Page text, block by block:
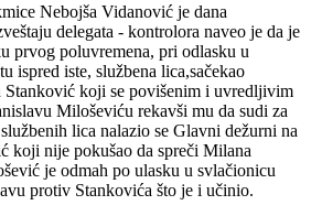
Nebojša Vidanović je dana
delegata - kontrolora naveo je da je
prvog poluvremena, pri odlasku u
ispred iste, službena lica,sačekao
koji se povišenim i uvredljivim
Miloševiću rekavši mu da sudi za
lica nalazio se Glavni dežurni na
koji nije pokušao da spreči Milana
je odmah po ulasku u svlačionicu
protiv Stankovića što je i učinio.